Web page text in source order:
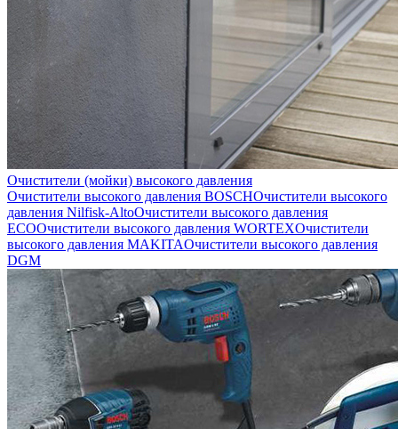
Очистители (мойки) высокого давления
Очистители высокого давления BOSCHОчистители высокого
давления Nilfisk-AltoОчистители высокого давления
ECOОчистители высокого давления WORTEXОчистители
высокого давления MAKITAОчистители высокого давления
DGM